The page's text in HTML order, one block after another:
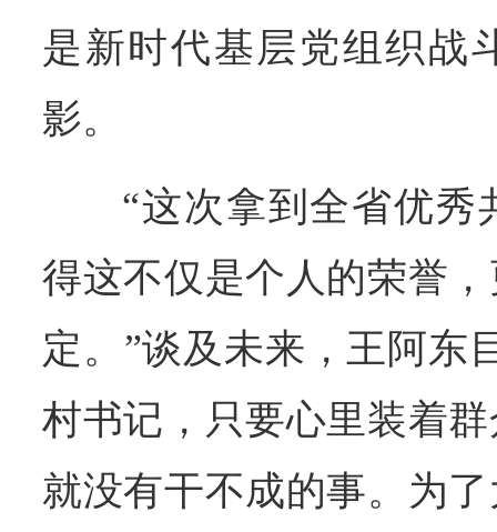
是新时代基层党组织战
影。
“这次拿到全省优秀
得这不仅是个人的荣誉
定。”谈及未来，王阿东
村书记，只要心里装着
就没有干不成的事。为